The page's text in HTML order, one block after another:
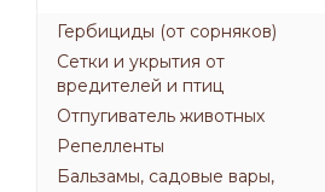
Гербициды (от сорняков)
Сетки и укрытия от
вредителей и птиц
Отпугиватель животных
Репелленты
Бальзамы, садовые вары,